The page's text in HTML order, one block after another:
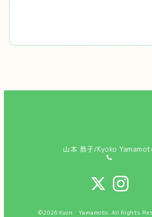
山本 恭子/Kyoko
©2026 Kyon Yamamoto. All Rights